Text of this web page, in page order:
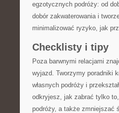
egzotycznych podróży: od
dobór zakwaterowania i
minimalizować ryzyko, jak
Checklisty i tipy
Poza barwnymi relacjami
wyjazd. Tworzymy poradniki
własnych podróży i
odkryjesz, jak zabrać tylko
podróży, a także zmniejszać